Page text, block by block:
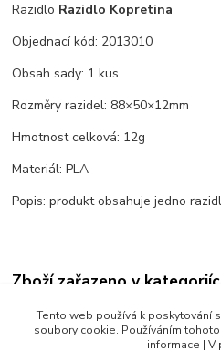
Razidlo Razidlo Kopretina
Objednací kód: 2013010
Obsah sady: 1 kus
Rozměry razidel: 88×50×12mm
Hmotnost celková: 12g
Materiál: PLA
Popis: produkt obsahuje jedno
Zboží zařazeno v
Rostliny a květiny
Tento web používá k poskytování
soubory cookie. Používáním
informace | V